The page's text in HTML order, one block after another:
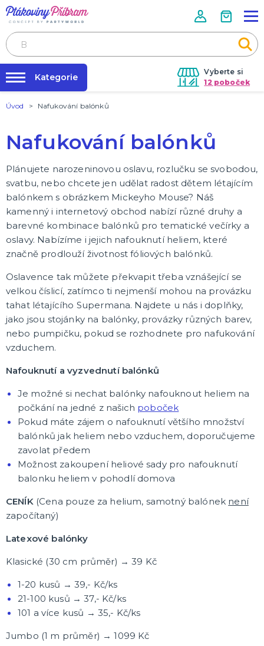
Vyberte si
12 poboček
Půjčovna kostýmů
Nafukování balónků
Prodejny
Rozvoz
Párty Blog
O nás
Kariéra
Kontakt
Kategorie
Balónky latexové
Helium a doplňky
Závaží na balónky
Balónky fóliové
Doplňky k balónkům
Konfety
Serpentiny házecí
Girlandy a řetězy
Závěsné rozety
Lampiony a lampionové girlandy
Závěsné spirály
Svítící čísla a písmenka
Párty doplňky - stolování
Svíčky a fontánky do dortu
Piňáty a piňátové hůlky
Ozdoby na skleničky
Dekorace na stůl
Fotokoutek
Párty pozvánky a kartičky
Párty frkačky a klaksony
Stuhy a ozdobné provázky
Produkty licencované
Narozeninové doplňky
Typ akce
Narozeniny
KOSTÝMY, MASKY, DOPLŇKY
Halloween
DÁRKY A ŽERTOVNÉ PŘEDMĚTY
Žertovné předměty
Stolní hry
SVATBA
Svatby v barevných variantách
Svatební dekorace
Svatební dekorace na stůl
Stuhy, organzy a mašle
Svatební balónky a hélium
DALŠÍ KATEGORIE
Šerpy na rozlučku
Rozlučkové korunky a závoje
Balónky na rozlučku
Party nádobí
Brýle na rozlučku
Dárkové rozlučkové tašky
Fotokoutek na rozlučku
Girlandy na rozlučku
Konfety na rozlučku
Rozlučkové podvazky a placky
Závěsné dekorace na rozlučku
Doplňky pro budoucí nevěstu
Doplňky pro družičky
Doplňky pro budoucího ženicha
Doplňky pro mládence
Rozlučkové hry
DALŠÍ KATEGORIE
Úvod Nafukování balónků
Nafukování balónků
Plánujete narozeninovou oslavu, rozlučku se svobodou,
svatbu, nebo chcete jen udělat radost dětem létajícím
balónkem s obrázkem Mickeyho Mouse? Náš
kamenný i internetový obchod nabízí různé druhy a
barevné kombinace balónků pro tematické večírky a
oslavy. Nabízíme i jejich nafouknutí heliem, které
značně prodlouží životnost fóliových balónků.
Oslavence tak můžete překvapit třeba vznášející se
velkou číslicí, zatímco ti nejmenší mohou na provázku
tahat létajícího Supermana. Najdete u nás i doplňky,
jako jsou stojánky na balónky, provázky různých barev,
nebo pumpičku, pokud se rozhodnete pro nafukování
vzduchem.
Nafouknutí a vyzvednutí balónků
Je možné si nechat balónky nafouknout heliem na
počkání na jedné z našich poboček
Pokud máte zájem o nafouknutí většího množství
balónků jak heliem nebo vzduchem, doporučujeme
zavolat předem
Možnost zakoupení heliové sady pro nafouknutí
balonku heliem v pohodlí domova
CENÍK (Cena pouze za helium, samotný balónek není
započítaný)
Latexové balónky
Klasické (30 cm průměr) → 39 Kč
1-20 kusů → 39,- Kč/ks
21-100 kusů → 37,- Kč/ks
101 a více kusů → 35,- Kč/ks
Jumbo (1 m průměr) → 1099 Kč